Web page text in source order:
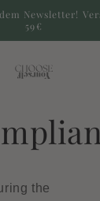
Newsletter!
59€
the